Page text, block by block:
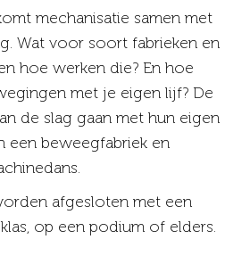
mechanisatie samen met
Wat voor soort fabrieken en
hoe werken die? En hoe
met je eigen lijf? De
de slag gaan met hun eigen
een beweegfabriek en
afgesloten met een
op een podium of elders.